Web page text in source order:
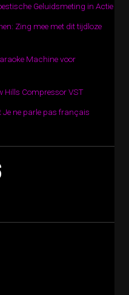
Geluidsmeting in Actie
Zing mee met dit tijdloze
Machine voor
Hills Compressor VST
Je ne parle pas français